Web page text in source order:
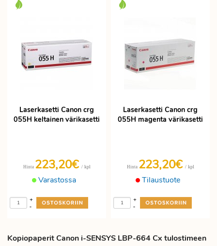
Laserkasetti Canon crg
055H keltainen värikasetti
Varastossa
Hinta 223,20€ / kpl
-
+
Laserkasetti Canon crg
055H magenta värikasetti
Tilaustuote
Hinta 223,20€ / kpl
-
+
Kopiopaperit Canon i-SENSYS LBP-664 Cx tulostimeen